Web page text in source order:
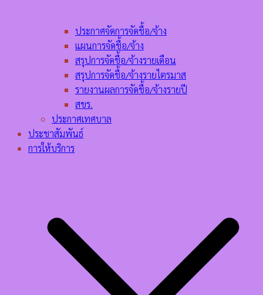
ประกาศจัดการจัดชื้อ/จ้าง
แผนการจัดชื้อ/จ้าง
สรุปการจัดชื้อ/จ้างรายเดือน
สรุปการจัดชื้อ/จ้างรายไตรมาส
รายงานผลการจัดชื้อ/จ้างรายปี
สขร.
ประกาศเทศบาล
ประชาสัมพันธ์
การให้บริการ